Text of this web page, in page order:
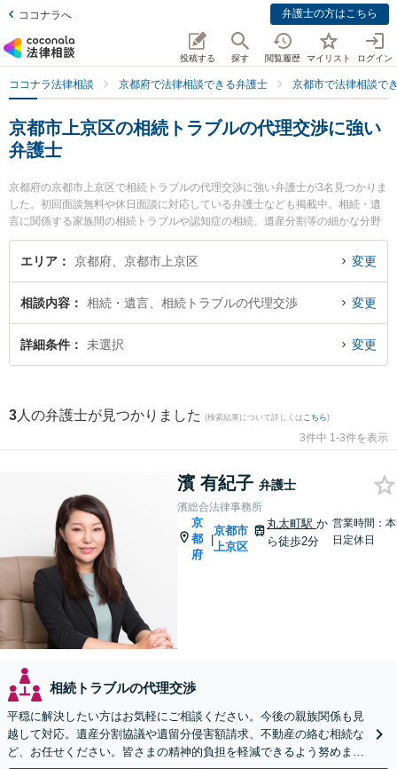
ココナラへ 弁護士の方はこちら
投稿する 探す 閲覧履歴 マイリスト ログイン
ココナラ法律相談 京都府で法律相談できる弁護士 京都市で法律相談で
京都市上京区の相続トラブルの代理交渉に強い
弁護士
京都府の京都市上京区で相続トラブルの代理交渉に強い弁護士が3名見つかりま
した。初回面談無料や休日面談に対応している弁護士なども掲載中。相続・遺
言に関係する家族間の相続トラブルや認知症の相続、遺産分割等の細かな分野
での絞り込み検索もでき便利です。特に濱総合法律事務所の濱 有紀子弁護士や
福井・稲田・上辻総合法律事務所の上辻 直章弁護士、濱総合法律事務所の杉野
今すぐに弁護士に相談したい』『相続トラブルの代理交渉のトラブル解決の実
績豊富な近くの弁護士を検索したい』『初回相談無料で相続トラブルの代理交
渉を法律相談できる京都市上京区内の弁護士に相談予約したい』などでお困り
エリア 京都府、京都市上京区 変更
相談内容 相続・遺言、相続トラブルの代理交渉 変更
詳細条件 未選択 変更
3 人の弁護士が見つかりました (検索結果について詳しくは こちら)
3件中 1-3件を表示
濱 有紀子 弁護士
濱総合法律事務所
京
都
府
|
京都市
上京区
丸太町駅か
ら徒歩2分
営業時間：本
日定休日
相続トラブルの代理交渉
平穏に解決したい方はお気軽にご相談ください。今後の親族関係も見
越して対応。遺産分割協議や遺留分侵害額請求、不動産の絡む相続な
ど、お任せください。皆さまの精神的負担を軽減できるよう努めます